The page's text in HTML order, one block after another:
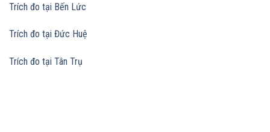
Trích đo tại Bến Lức
Trích đo tại Đức Huệ
Trích đo tại Tân Trụ